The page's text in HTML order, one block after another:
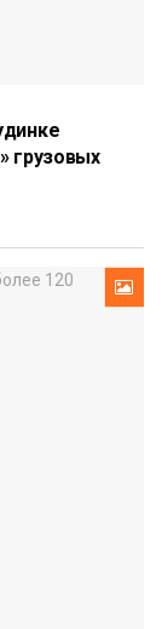
грузовых